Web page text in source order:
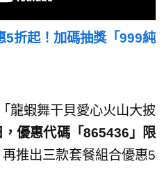
5折起！加碼抽獎「999純
龍蝦舞干貝愛心火山大披
優惠代碼「865436」限
再推出三款套餐組合優惠5